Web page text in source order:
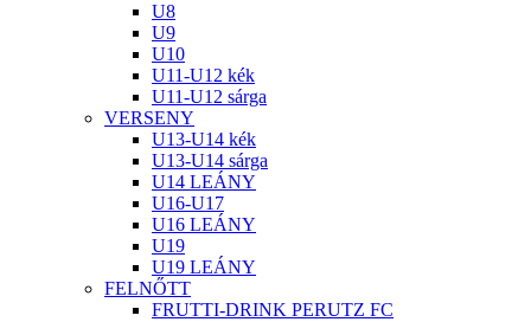
U8
U9
U10
U11-U12 kék
U11-U12 sárga
VERSENY
U13-U14 kék
U13-U14 sárga
U14 LEÁNY
U16-U17
U16 LEÁNY
U19
U19 LEÁNY
FELNŐTT
FRUTTI-DRINK PERUTZ FC